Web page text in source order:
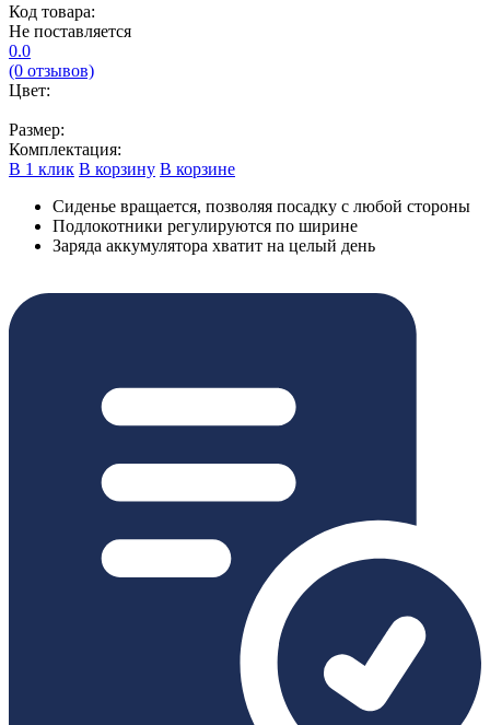
Код товара:
Не поставляется
0.0
(0 отзывов)
Цвет:
Размер:
Комплектация:
В 1 клик В корзину В корзине
Сиденье вращается, позволяя посадку с любой стороны
Подлокотники регулируются по ширине
Заряда аккумулятора хватит на целый день